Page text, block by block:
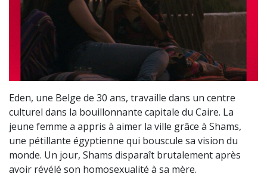
Eden, une Belge de 30 ans, travaille dans un centre
culturel dans la bouillonnante capitale du Caire. La
jeune femme a appris à aimer la ville grâce à Shams,
une pétillante égyptienne qui bouscule sa vision du
monde. Un jour, Shams disparaît brutalement après
avoir révélé son homosexualité à sa mère.